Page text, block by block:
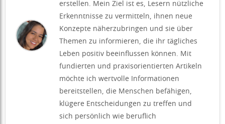
erstellen. Mein Ziel ist es, Lesern nützliche
Erkenntnisse zu vermitteln, ihnen neue
Konzepte näherzubringen und sie über
Themen zu informieren, die ihr tägliches
Leben positiv beeinflussen können. Mit
fundierten und praxisorientierten Artikeln
möchte ich wertvolle Informationen
bereitstellen, die Menschen befähigen,
klügere Entscheidungen zu treffen und
sich persönlich wie beruflich